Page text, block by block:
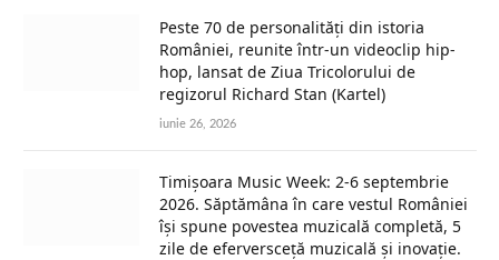
Peste 70 de personalități din istoria
României, reunite într-un videoclip hip-
hop, lansat de Ziua Tricolorului de
regizorul Richard Stan (Kartel)
iunie 26, 2026
Timișoara Music Week: 2-6 septembrie
2026. Săptămâna în care vestul României
își spune povestea muzicală completă, 5
zile de eferversceță muzicală și inovație.